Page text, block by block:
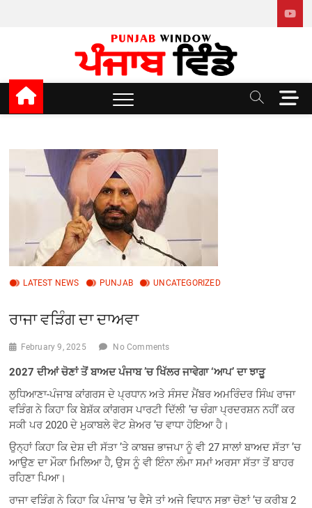
Punjab window
M
e
LATEST NEWS PUNJAB UNCATEGORIZED
ਰਾਜਾ ਵੜਿੰਗ ਦਾ ਦਾਅਵਾ
February 9, 2025 No Comments
2027 ਦੀਆਂ ਚੋਣਾਂ ਤੋਂ ਬਾਅਦ ਪੰਜਾਬ ’ਚ ਖਿੱਲਰ ਜਾਵੇਗਾ ‘ਆਪ’ ਦਾ ਝਾੜੂ
ਲੁਧਿਆਣਾ-ਪੰਜਾਬ ਕਾਂਗਰਸ ਦੇ ਪ੍ਰਧਾਨ ਅਤੇ ਸੰਸਦ ਮੈਂਬਰ ਅਮਰਿੰਦਰ ਸਿੰਘ ਰਾਜਾ
ਵੜਿੰਗ ਨੇ ਕਿਹਾ ਕਿ ਬੇਸ਼ੱਕ ਕਾਂਗਰਸ ਪਾਰਟੀ ਦਿੱਲੀ ’ਚ ਚੰਗਾ ਪ੍ਰਦਰਸ਼ਨ ਨਹੀਂ ਕਰ
ਸਕੀ ਪਰ 2020 ਦੇ ਮੁਕਾਬਲੇ ਵੋਟ ਸ਼ੇਅਰ ’ਚ ਵਾਧਾ ਹੋਇਆ ਹੈ।
ਉਨ੍ਹਾਂ ਕਿਹਾ ਕਿ ਦੇਸ਼ ਦੀ ਸੱਤਾ ’ਤੇ ਕਾਬਜ਼ ਭਾਜਪਾ ਨੂੰ ਵੀ 27 ਸਾਲਾਂ ਬਾਅਦ ਸੱਤਾ ’ਚ
ਆਉਣ ਦਾ ਮੌਕਾ ਮਿਲਿਆ ਹੈ, ਉਸ ਨੂੰ ਵੀ ਇੰਨਾ ਲੰਮਾ ਸਮਾਂ ਅਰਸਾ ਸੱਤਾ ਤੋਂ ਬਾਹਰ
ਰਹਿਣਾ ਪਿਆ।
ਰਾਜਾ ਵੜਿੰਗ ਨੇ ਕਿਹਾ ਕਿ ਪੰਜਾਬ ’ਚ ਵੈਸੇ ਤਾਂ ਅਜੇ ਵਿਧਾਨ ਸਭਾ ਚੋਣਾਂ ’ਚ ਕਰੀਬ 2